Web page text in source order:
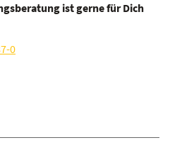
ist gerne für Dich
0